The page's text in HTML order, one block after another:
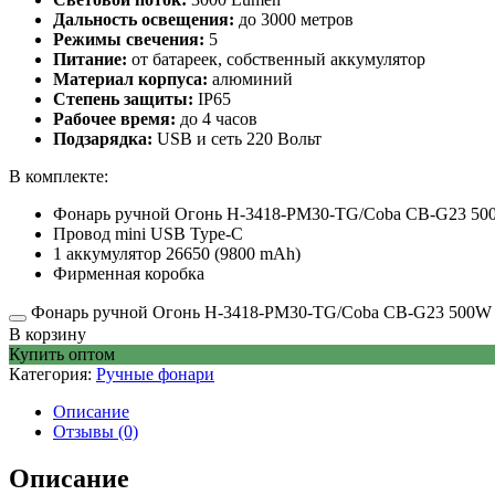
Дальность освещения: до 3000 метров
Режимы свечения: 5
Питание: от батареек, собственный аккумулятор
Материал корпуса: алюминий
Степень защиты: IP65
Рабочее время: до 4 часов
Подзарядка: USB и сеть 220 Вольт
В комплекте:
Фонарь ручной Огонь H-3418-PM30-TG/Coba CB-G23
Провод mini USB Type-C
1 аккумулятор 26650 (9800 mAh)
Фирменная коробка
Фонарь ручной Огонь H-3418-PM30-TG/Coba CB-G23 500W
В корзину
Купить оптом
Категория: Ручные фонари
Описание
Отзывы (0)
Описание